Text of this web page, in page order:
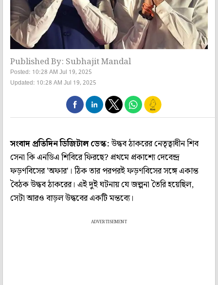
Published By: Subhajit Mandal
Posted: 10:28 AM Jul 19, 2025
Updated: 10:28 AM Jul 19, 2025
সংবাদ প্রতিদিন ডিজিটাল ডেস্ক:উদ্ধব ঠাকরের নেতৃত্বাধীন শিব
সেনা কি এনডিএ শিবিরে ফিরছে? প্রথমে প্রকাশ্যে দেবেন্দ্র
ফড়ণবিসের 'অফার'। ঠিক তার পরপরই ফড়ণবিসের সঙ্গে একান্ত
বৈঠক উদ্ধব ঠাকরের। এই দুই ঘটনায় যে জল্পনা তৈরি হয়েছিল,
সেটা আরও বাড়ল উদ্ধবের একটি মন্তব্যে।
ADVERTISEMENT